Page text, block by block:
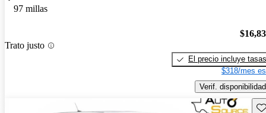
97 millas
Trato justo
El precio incluye tasas
$318/mes
Verif. disponibilidad